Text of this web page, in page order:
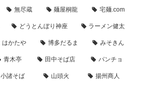
無尽蔵 麺屋桐龍 宅麺.com
どうとんぼり神座 ラーメン健太
はかたや 博多だるま みそきん
青木亭 田中そば店 パンチョ
小諸そば 山頭火 揚州商人